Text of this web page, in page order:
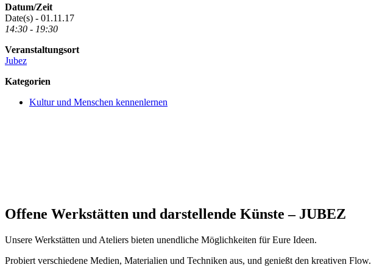
Datum/Zeit
Date(s) - 01.11.17
14:30 - 19:30
Veranstaltungsort
Jubez
Kategorien
Kultur und Menschen kennenlernen
Offene Werkstätten und darstellende Künste – JUBEZ
Unsere Werkstätten und Ateliers bieten unendliche Möglichkeiten für Eure Ideen.
Probiert verschiedene Medien, Materialien und Techniken aus, und genießt den kreativen Flow.